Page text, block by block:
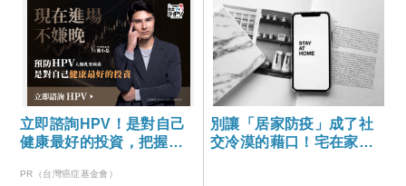
立即諮詢HPV！是對自己
健康最好的投資，把握現
PR（台灣癌症基金會）
別讓「居家防疫」成了社
交冷漠的藉口！宅在家不